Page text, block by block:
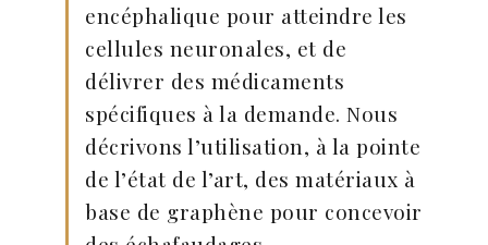
encéphalique pour atteindre les
cellules neuronales, et de
délivrer des médicaments
spécifiques à la demande. Nous
décrivons l’utilisation, à la pointe
de l’état de l’art, des matériaux à
base de graphène pour concevoir